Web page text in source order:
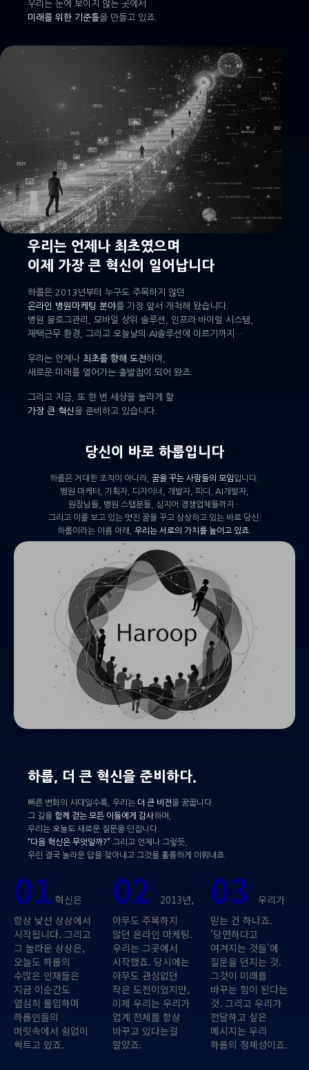
우리는 눈에 보이지 않는 곳에서
미래를 위한 기준틀을 만들고 있죠.
우리는 언제나 최초였으며
이제 가장 큰 혁신이 일어납니다
하룹은 2013년부터 누구도 주목하지 않던
온라인 병원마케팅 분야를 가장 앞서 개척해 왔습니다.
병원 블로그관리, 모바일 상위 솔루션, 인프라·바이럴 시스템,
재택근무 환경, 그리고 오늘날의 AI솔루션에 이르기까지…
우리는 언제나 최초를 향해 도전하며,
새로운 미래를 열어가는 출발점이 되어 왔죠.
그리고 지금, 또 한 번 세상을 놀라게 할
가장 큰 혁신을 준비하고 있습니다.
당신이 바로 하룹입니다
하룹은 거대한 조직이 아니라, 꿈을 꾸는 사람들의 모임입니다.
병원 마케터, 기획자, 디자이너, 개발자, 피디, AI개발자,
원장님들, 병원 스탭분들, 심지어 경쟁업체들까지…
그리고 이를 보고 있는 멋진 꿈을 꾸고 상상하고 있는 바로 당신.
하룹이라는 이름 아래, 우리는 서로의 가치를 높이고 있죠.
하룹, 더 큰 혁신을 준비하다.
빠른 변화의 시대일수록, 우리는 더 큰 비전을 꿈꿉니다.
그 길을 함께 걷는 모든 이들에게 감사하며,
우리는 오늘도 새로운 질문을 던집니다.
“다음 혁신은 무엇일까?” 그리고 언제나 그렇듯,
우린 결국 놀라운 답을 찾아내고 그것을 훌륭하게 이뤄내죠.
01 혁신은
항상 낯선 상상에서
시작됩니다. 그리고
그 놀라운 상상은,
오늘도 하룹의
수많은 인재들은
지금 이순간도
열심히 몰입하며
하룹인들의
머릿속에서 쉼없이
싹트고 있죠.
02
2013년,
아무도 주목하지
않던 온라인 마케팅.
우리는 그곳에서
시작했죠. 당시에는
아무도 관심없던
작은 도전이었지만,
이제 우리는 우리가
업계 전체를 항상
바꾸고 있다는걸
알았죠.
03우리가
믿는 건 하나죠.
'당연하다고
여겨지는 것들'에
질문을 던지는 것.
그것이 미래를
바꾸는 힘이 된다는
것. 그리고 우리가
전달하고 싶은
메시지는 우리
하룹의 정체성이죠.